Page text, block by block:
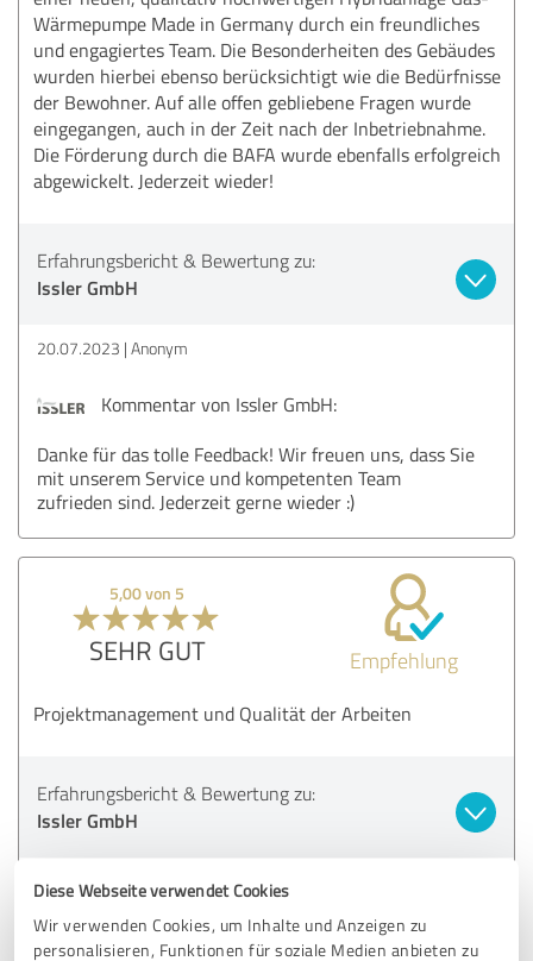
Diese Webseite verwendet Cookies
Wir verwenden Cookies, um Inhalte und Anzeigen zu
personalisieren, Funktionen für soziale Medien anbieten zu
Wärmepumpe Made in Germany durch ein freundliches
und engagiertes Team. Die Besonderheiten des Gebäudes
wurden hierbei ebenso berücksichtigt wie die Bedürfnisse
der Bewohner. Auf alle offen gebliebene Fragen wurde
eingegangen, auch in der Zeit nach der Inbetriebnahme.
Die Förderung durch die BAFA wurde ebenfalls erfolgreich
abgewickelt. Jederzeit wieder!
Erfahrungsbericht & Bewertung zu:
Issler GmbH
20.07.2023 Anonym
Kommentar von Issler GmbH:
Danke für das tolle Feedback! Wir freuen uns, dass Sie
mit unserem Service und kompetenten Team
zufrieden sind. Jederzeit gerne wieder :)
5,00 von 5
SEHR GUT Empfehlung
Projektmanagement und Qualität der Arbeiten
Erfahrungsbericht & Bewertung zu:
Issler GmbH
21.11.2022 Gonzalez V.
Kommentar von Issler GmbH: